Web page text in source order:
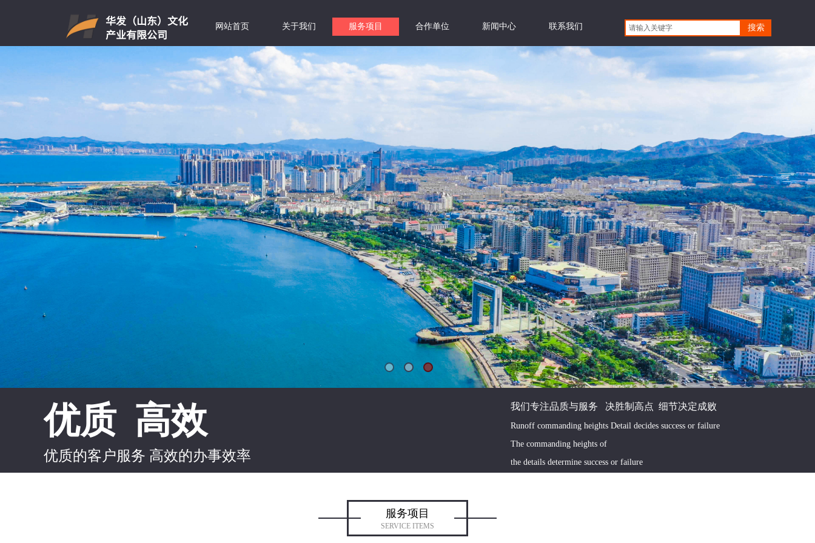
华发（山东）文化
产业有限公司
搜索
网站首页 关于我们 服务项目 合作单位 新闻中心 联系我们
优质 高效
优质的客户服务 高效的办事效率
我们专注品质与服务 决胜制高点 细节决定成败
Runoff commanding heights Detail decides success or failure
The commanding heights of
the details determine success or failure
服务项目
SERVICE ITEMS